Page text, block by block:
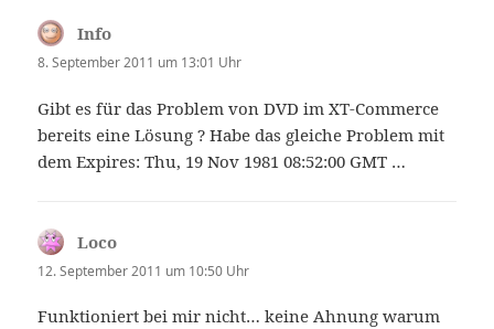
Info
8. September 2011 um 13:01 Uhr
Gibt es für das Problem von DVD im XT-Commerce
bereits eine Lösung ? Habe das gleiche Problem mit
dem Expires: Thu, 19 Nov 1981 08:52:00 GMT …
Loco
12. September 2011 um 10:50 Uhr
Funktioniert bei mir nicht… keine Ahnung warum